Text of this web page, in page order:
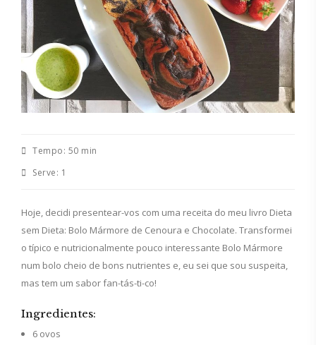
Tempo: 50 min
Serve: 1
Hoje, decidi presentear-vos com uma receita do meu livro Dieta
sem Dieta: Bolo Mármore de Cenoura e Chocolate. Transformei
o típico e nutricionalmente pouco interessante Bolo Mármore
num bolo cheio de bons nutrientes e, eu sei que sou suspeita,
mas tem um sabor fan-tás-ti-co!
Ingredientes:
6 ovos